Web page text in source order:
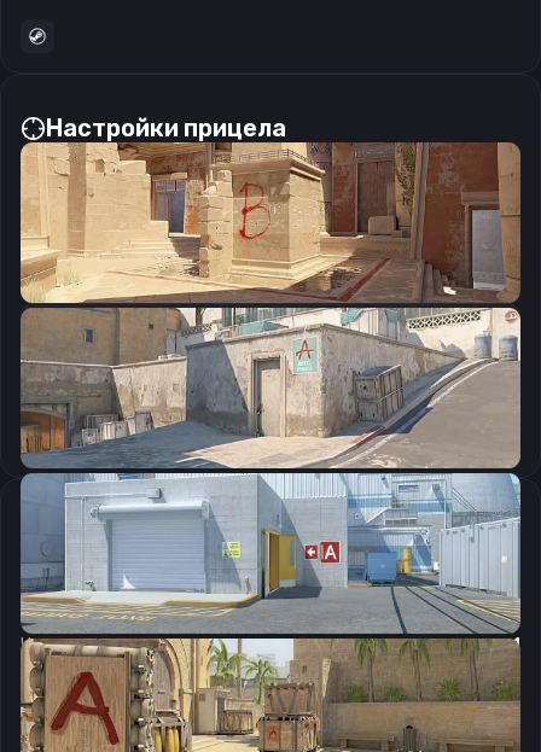
Настройки прицела
CSGO-J29Jc-WDCwx-VdLUG-szY5O-33LsE
Скопировать
Настройки мыши
DPI:
1600
Чувствительность мыши в игре:
0.4
Чувствительность мыши в зуме:
1
Чувствительность мыши в Windows:
6/11
Ускорение мыши:
0